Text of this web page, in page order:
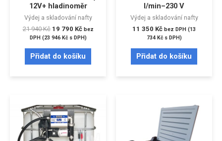
12V+ hladinoměr
Výdej a skladování nafty
21 940Kč 19 790 Kč bez
DPH (23 946 Kčs DPH)
Přidat do košíku
l/min–230 V
Výdej a skladování nafty
11 350 Kč bez DPH (13
734 Kčs DPH)
Přidat do košíku